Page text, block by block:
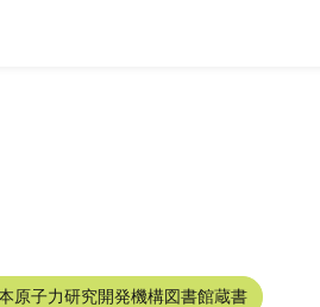
原子力研究開発機構図書館蔵書